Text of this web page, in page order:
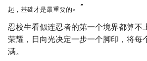
起，基础才是最重要的。”
忍校生看似连忍者的第一个境界都算不
荣耀，日向光决定一步一个脚印，将每
满。